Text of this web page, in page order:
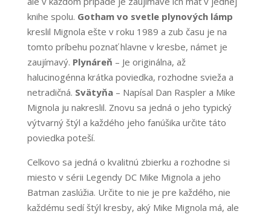
knihe spolu. Gotham vo svetle plynových lámp
kreslil Mignola ešte v roku 1989 a zub času je na
tomto príbehu poznať hlavne v kresbe, námet je
zaujímavý. Plynáreň – Je originálna, až
halucinogénna krátka poviedka, rozhodne svieža a
netradičná. Svätyňa – Napísal Dan Raspler a Mike
Mignola ju nakreslil. Znovu sa jedná o jeho typický
výtvarný štýl a každého jeho fanúšika určite táto
poviedka poteší.
Celkovo sa jedná o kvalitnú zbierku a rozhodne si
miesto v sérii Legendy DC Mike Mignola a jeho
Batman zaslúžia. Určite to nie je pre každého, nie
každému sedí štýl kresby, aký Mike Mignola má, ale